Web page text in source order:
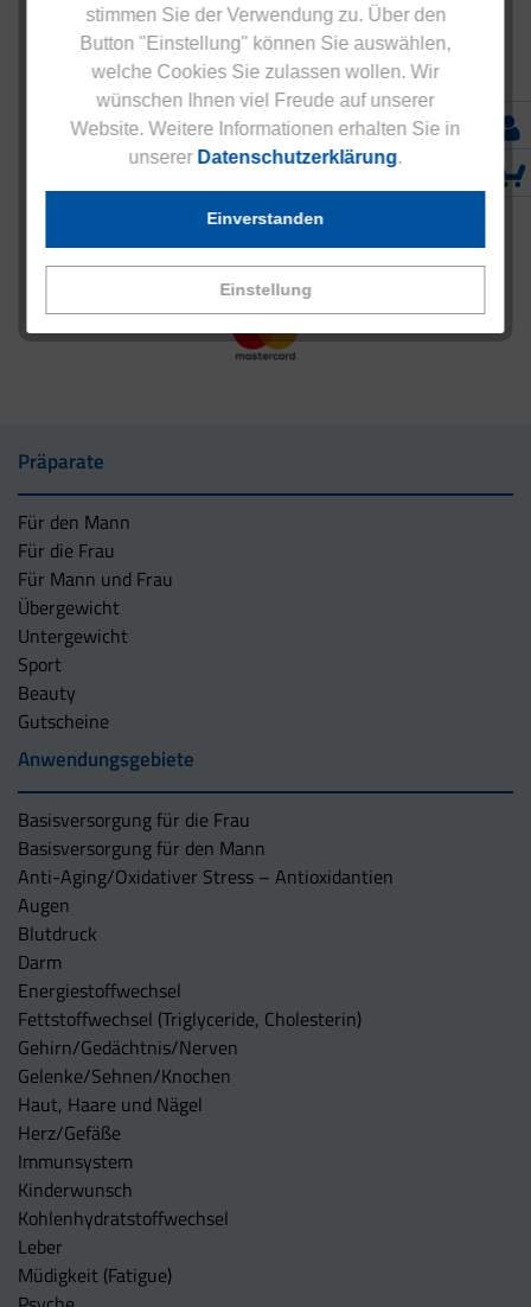
stimmen Sie der Verwendung zu. Über den
Button "Einstellung" können Sie auswählen,
welche Cookies Sie zulassen wollen. Wir
wünschen Ihnen viel Freude auf unserer
Website. Weitere Informationen erhalten Sie in
unserer Datenschutzerklärung.
Einstellung
Einverstanden
Präparate
Für den Mann
Für die Frau
Für Mann und Frau
Übergewicht
Untergewicht
Sport
Beauty
Gutscheine
Anwendungsgebiete
Basisversorgung für die Frau
Basisversorgung für den Mann
Anti-Aging/Oxidativer Stress – Antioxidantien
Augen
Blutdruck
Darm
Energiestoffwechsel
Fettstoffwechsel (Triglyceride, Cholesterin)
Gehirn/Gedächtnis/Nerven
Gelenke/Sehnen/Knochen
Haut, Haare und Nägel
Herz/Gefäße
Immunsystem
Kinderwunsch
Kohlenhydratstoffwechsel
Leber
Müdigkeit (Fatigue)